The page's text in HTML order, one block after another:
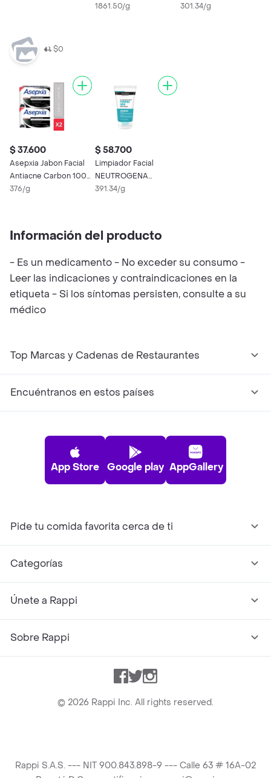
1861.50/g
Purified Skin 150 ML
301.34/g
$0
$ 37.600
Asepxia Jabon Facial
Antiacne Carbon 100
G X2 Unidades
376/g
$ 58.700
Limpiador Facial
NEUTROGENA
Purified Skin 150 ML
391.34/g
Información del producto
- Es un medicamento - No exceder su consumo -
Leer las indicaciones y contraindicaciones en la
etiqueta - Si los síntomas persisten, consulte a su
médico
Top Marcas y Cadenas de Restaurantes
Encuéntranos en estos países
App Store Google play AppGallery
Pide tu comida favorita cerca de ti
Categorías
Únete a Rappi
Sobre Rappi
Facebook
TwitterInstagram
© 2026 Rappi Inc. All rights reserved.
Rappi S.A.S. --- NIT 900.843.898-9 --- Calle 63 # 16A-02